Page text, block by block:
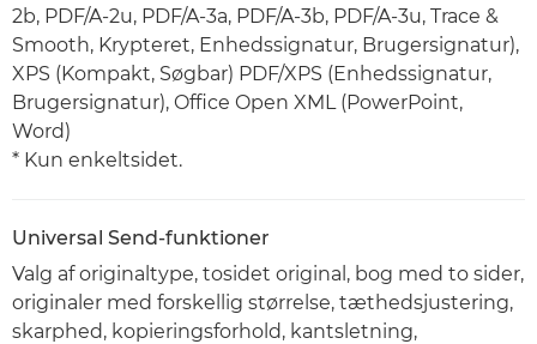
2b, PDF/A-2u, PDF/A-3a, PDF/A-3b, PDF/A-3u, Trace &
Smooth, Krypteret, Enhedssignatur, Brugersignatur),
XPS (Kompakt, Søgbar) PDF/XPS (Enhedssignatur,
Brugersignatur), Office Open XML (PowerPoint,
Word)
* Kun enkeltsidet.
Universal Send-funktioner
Valg af originaltype, tosidet original, bog med to sider,
originaler med forskellig størrelse, tæthedsjustering,
skarphed, kopieringsforhold, kantsletning,